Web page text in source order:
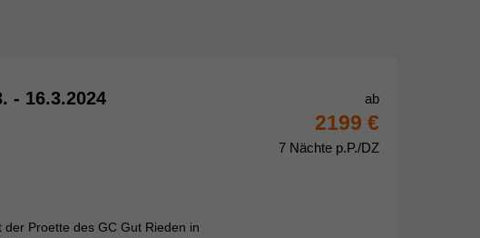
- 16.3.2024
Proette des GC Gut Rieden in
ab
2199 €
7 Nächte p.P./DZ